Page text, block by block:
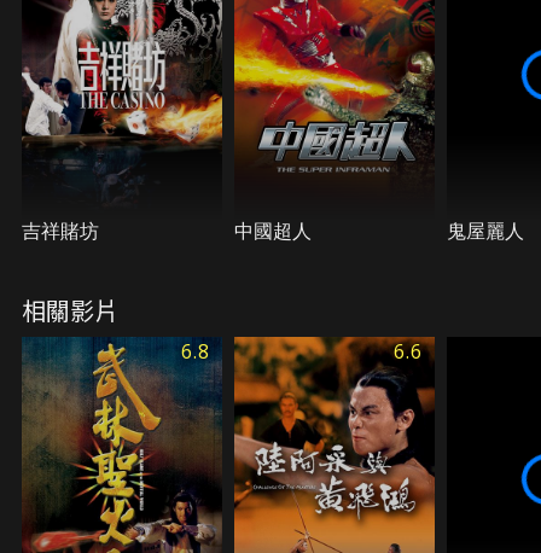
吉祥賭坊 中國超人 鬼屋麗人
相關影片
6.8 6.6